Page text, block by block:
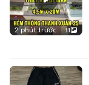
2 phút trước 11